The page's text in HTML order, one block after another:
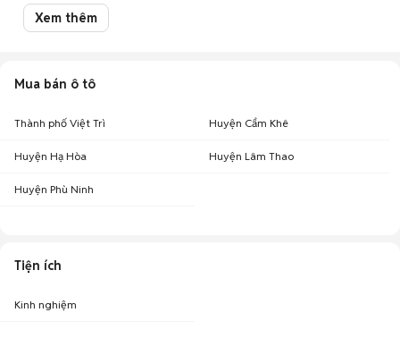
Xem thêm
Mua bán ô tô
Thành phố Việt Trì Huyện Cẩm Khê
Huyện Hạ Hòa Huyện Lâm Thao
Huyện Phù Ninh
Tiện ích
Kinh nghiệm